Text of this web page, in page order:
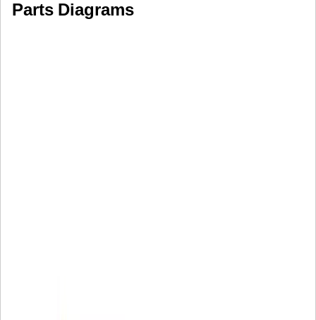
Parts Diagrams